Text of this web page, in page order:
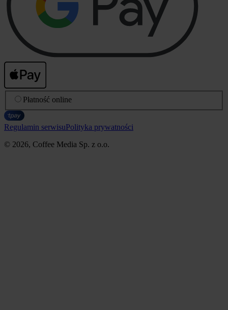
Płatność online
Regulamin serwisuPolityka prywatności
© 2026, Coffee Media Sp. z o.o.